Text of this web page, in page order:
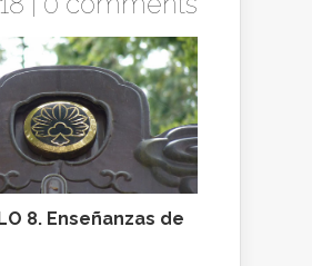
8. Enseñanzas de